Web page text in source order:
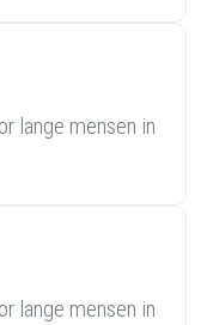
lange mensen in
lange mensen in